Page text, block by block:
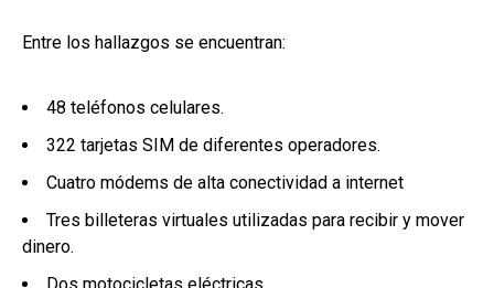
Entre los hallazgos se encuentran:
48 teléfonos celulares.
322 tarjetas SIM de diferentes operadores.
Cuatro módems de alta conectividad a internet
Tres billeteras virtuales utilizadas para recibir y mover
dinero.